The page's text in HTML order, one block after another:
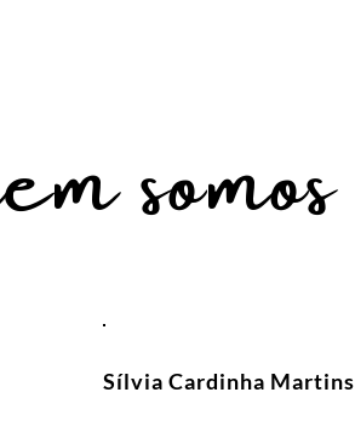
somos
Sílvia Cardinha Martins